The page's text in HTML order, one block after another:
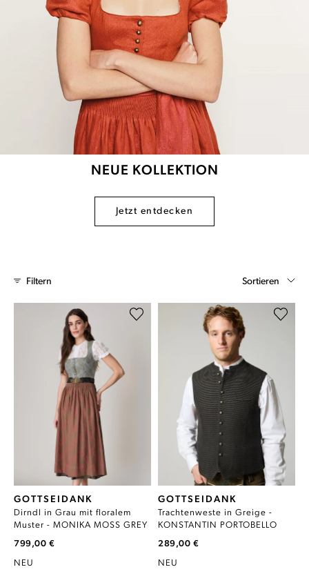
NEUE KOLLEKTION
Jetzt entdecken
Filtern Sortieren
GOTTSEIDANK
Dirndl in Grau mit floralem
Muster - MONIKA MOSS GREY
799,00 €
NEU
GOTTSEIDANK
Trachtenweste in Greige -
KONSTANTIN PORTOBELLO
289,00 €
NEU